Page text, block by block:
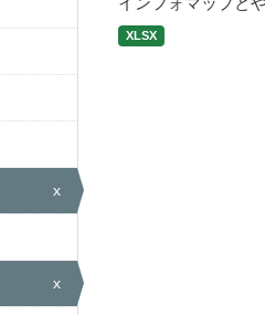
x
x
XLSX